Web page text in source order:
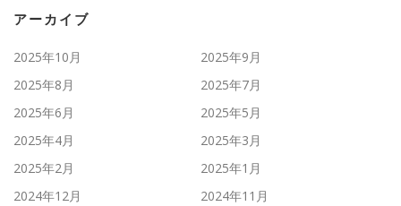
アーカイブ
2025年10月
2025年9月
2025年8月
2025年7月
2025年6月
2025年5月
2025年4月
2025年3月
2025年2月
2025年1月
2024年12月
2024年11月